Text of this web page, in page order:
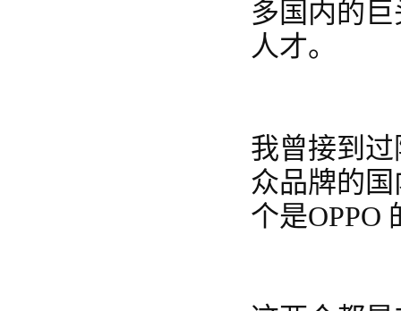
多国内的
人才。
我曾接到
众品牌的
个是OPPO